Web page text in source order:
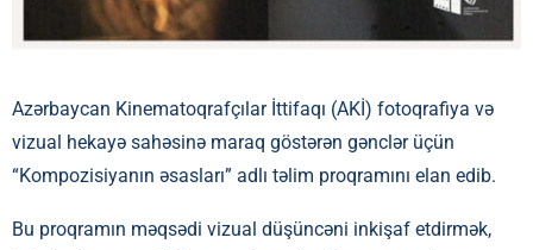
Azərbaycan Kinematoqrafçılar İttifaqı (AKİ) fotoqrafiya və
vizual hekayə sahəsinə maraq göstərən gənclər üçün
“Kompozisiyanın əsasları” adlı təlim proqramını elan edib.
Bu proqramın məqsədi vizual düşüncəni inkişaf etdirmək,